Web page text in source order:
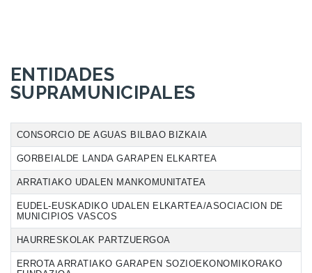
ENTIDADES
SUPRAMUNICIPALES
CONSORCIO DE AGUAS BILBAO BIZKAIA
GORBEIALDE LANDA GARAPEN ELKARTEA
ARRATIAKO UDALEN MANKOMUNITATEA
EUDEL-EUSKADIKO UDALEN ELKARTEA/ASOCIACION DE
MUNICIPIOS VASCOS
HAURRESKOLAK PARTZUERGOA
ERROTA ARRATIAKO GARAPEN SOZIOEKONOMIKORAKO